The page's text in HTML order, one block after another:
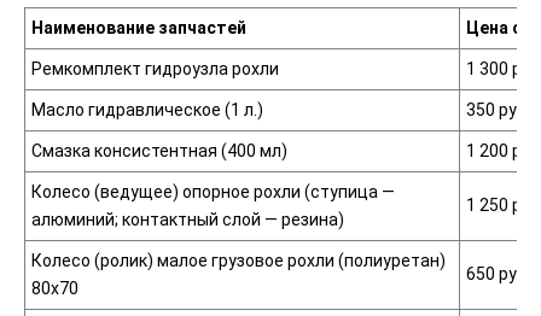
Наименование запчастей Цена от
Ремкомплект гидроузла рохли 1 300
Масло гидравлическое (1 л.) 350 руб.
Смазка консистентная (400 мл) 1 200
Колесо (ведущее) опорное рохли (ступица —
алюминий; контактный слой — резина)
1 250
Колесо (ролик) малое грузовое рохли (полиуретан)
80x70
650 руб.